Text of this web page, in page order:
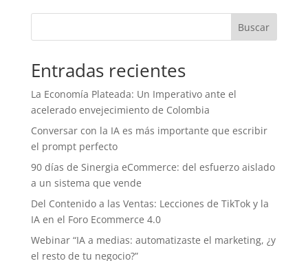
Buscar
Entradas recientes
La Economía Plateada: Un Imperativo ante el
acelerado envejecimiento de Colombia
Conversar con la IA es más importante que escribir
el prompt perfecto
90 días de Sinergia eCommerce: del esfuerzo aislado
a un sistema que vende
Del Contenido a las Ventas: Lecciones de TikTok y la
IA en el Foro Ecommerce 4.0
Webinar “IA a medias: automatizaste el marketing, ¿y
el resto de tu negocio?”